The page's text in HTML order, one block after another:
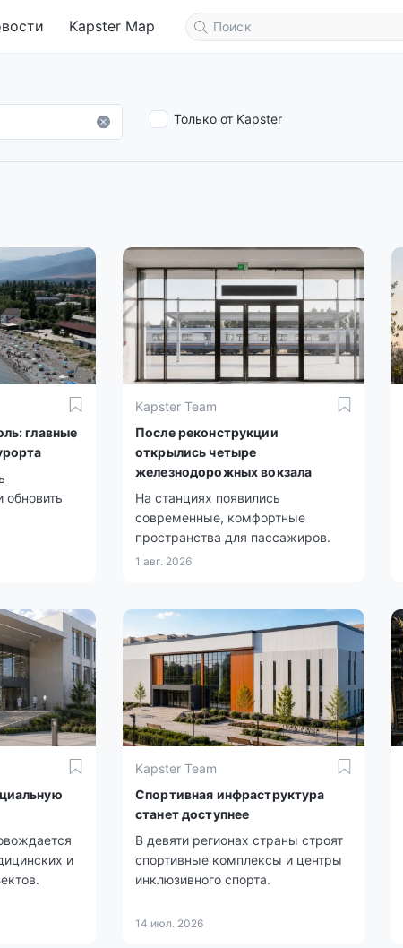
Kapster Map
Только от Kapster
главные
обновить
Kapster Team
После реконструкции
открылись четыре
железнодорожных вокзала
На станциях появились
современные, комфортные
пространства для пассажиров.
1 авг. 2026
и
Kapster Team
Спортивная инфраструктура
станет доступнее
В девяти регионах страны строят
спортивные комплексы и центры
инклюзивного спорта.
14 июл. 2026